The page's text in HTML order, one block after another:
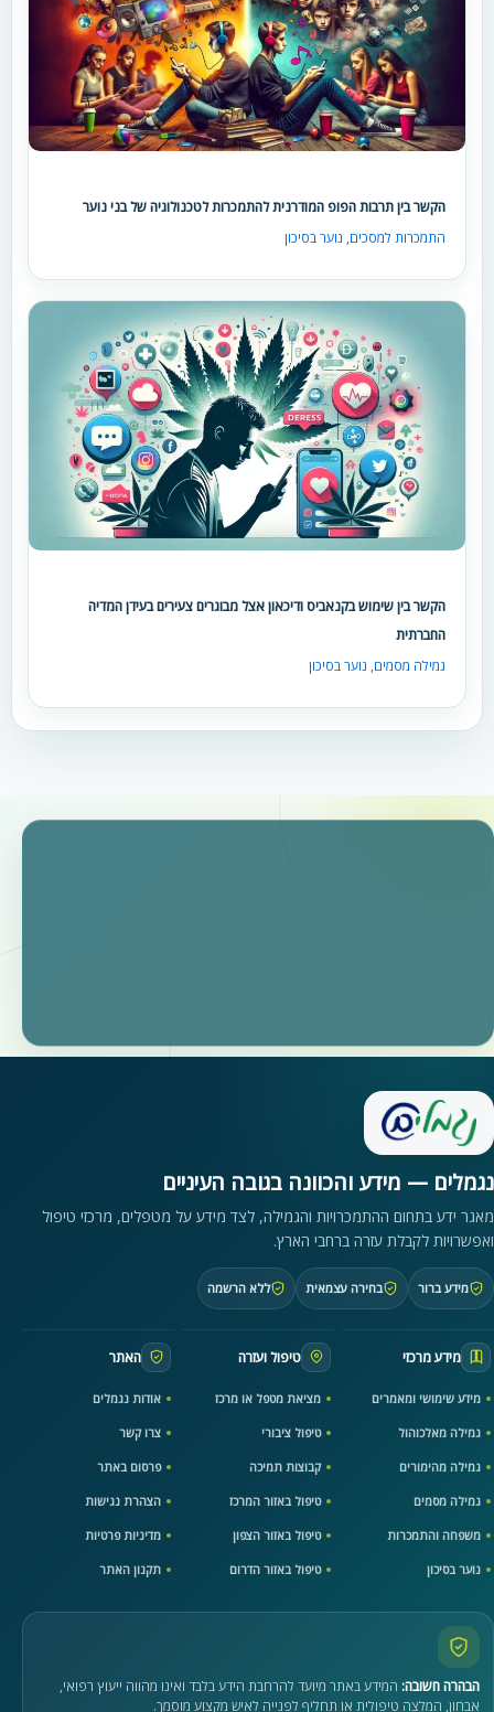
הקשר בין תרבות הפופ המודרנית להתמכרות לטכנולוגיה של בני נוער
התמכרות למסכים, נוער בסיכון
הקשר בין שימוש בקנאביס ודיכאון אצל מבוגרים צעירים בעידן המדיה
החברתית
גמילה מסמים, נוער בסיכון
נגמלים — מידע והכוונה בגובה העיניים
מאגר ידע בתחום ההתמכרויות והגמילה, לצד מידע על מטפלים, מרכזי טיפול
ואפשרויות לקבלת עזרה ברחבי הארץ.
מידע ברור בחירה עצמאית ללא הרשמה
מידע מרכזי
מידע שימושי ומאמרים
גמילה מאלכוהול
גמילה מהימורים
גמילה מסמים
משפחה והתמכרות
נוער בסיכון
טיפול ועזרה
מציאת מטפל או מרכז
טיפול ציבורי
קבוצות תמיכה
טיפול באזור המרכז
טיפול באזור הצפון
טיפול באזור הדרום
האתר
אודות נגמלים
צרו קשר
פרסום באתר
הצהרת נגישות
מדיניות פרטיות
תקנון האתר
הבהרה חשובה: המידע באתר מיועד להרחבת הידע בלבד ואינו מהווה ייעוץ רפואי,
אבחון, המלצה טיפולית או תחליף לפנייה לאיש מקצוע מוסמך.